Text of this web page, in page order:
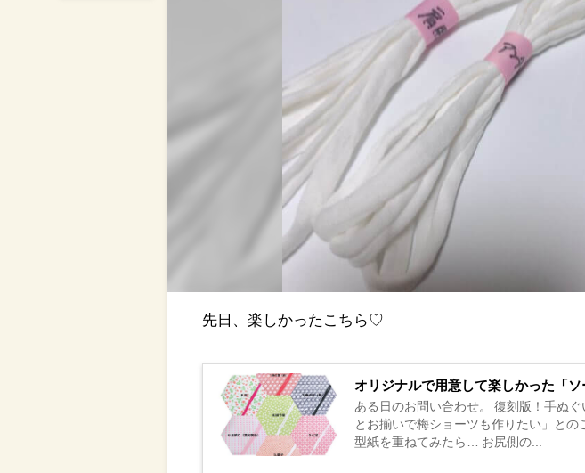
先日、楽しかったこちら♡
オリジナルで用意して楽しかった「ソ
ある日のお問い合わせ。 復刻版！手ぬ
とお揃いで梅ショーツも作りたい」とのこと。 手ぬぐいは個体差が
型紙を重ねてみたら… お尻側の...